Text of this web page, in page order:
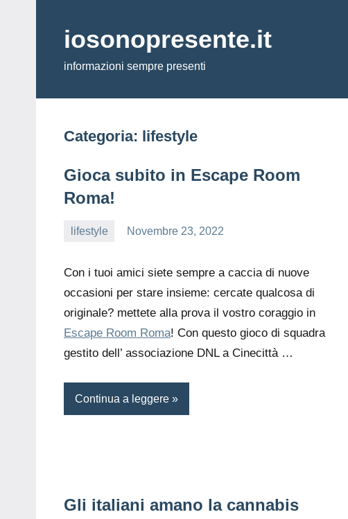
contenutoiosonopresente.it
informazioni sempre presenti
Categoria: lifestyle
Gioca subito in Escape Room
Roma!
lifestyle
Novembre 23, 2022
Con i tuoi amici siete sempre a caccia di nuove
occasioni per stare insieme: cercate qualcosa di
originale? mettete alla prova il vostro coraggio in
Escape Room Roma! Con questo gioco di squadra
gestito dell’ associazione DNL a Cinecittà …
Continua a leggere
Gli italiani amano la cannabis